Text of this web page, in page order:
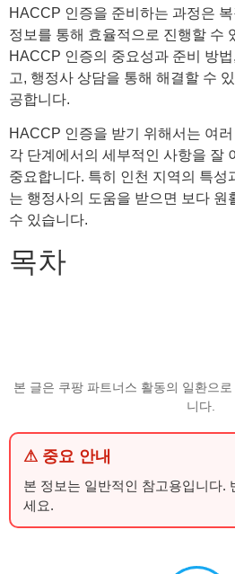
HACCP 인증을 준비하는 과정은
정보를 통해 효율적으로 진행할 수
HACCP 인증의 중요성과 준비 방
고, 행정사 상담을 통해 해결할 수
공합니다.
HACCP 인증을 받기 위해서는 여
각 단계에서의 세부적인 사항을 잘
중요합니다. 특히 인천 지역의 특성
는 행정사의 도움을 받으면 보다 원
수 있습니다.
목차
본 글은 쿠팡 파트너스 활동의 일환으
니다.
⚠ 중요 안내
본 정보는 일반적인 참고용입니다.
세요.